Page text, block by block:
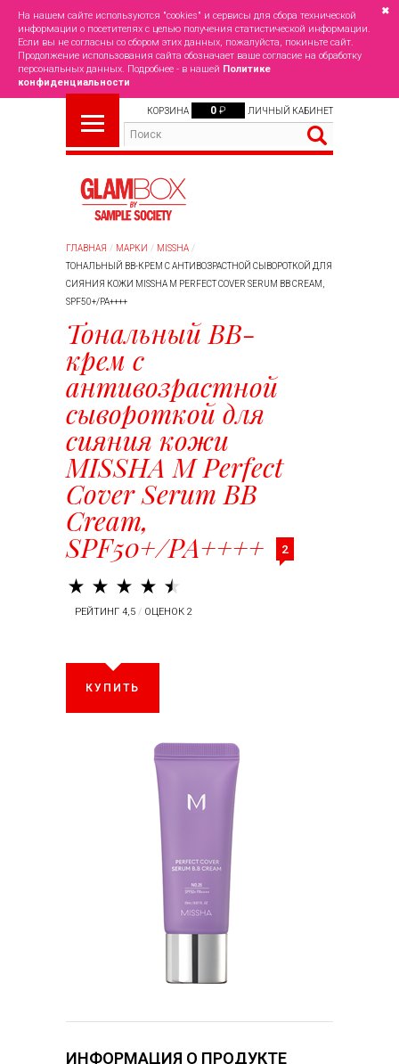
На нашем сайте используются "cookies" и сервисы для сбора технической
информации о посетителях с целью получения статистической информации.
Если вы не согласны со сбором этих данных, пожалуйста, покиньте сайт.
Продолжение использования сайта обозначает ваше согласие на обработку
персональных данных. Подробнее - в нашей Политике
конфиденциальности
✖
КОРЗИНА 0 ₽ ЛИЧНЫЙ КАБИНЕТ
ГЛАВНАЯ МАРКИ
MISSHA
ТОНАЛЬНЫЙ BB-КРЕМ С АНТИВОЗРАСТНОЙ СЫВОРОТКОЙ ДЛЯ
СИЯНИЯ КОЖИ MISSHA M PERFECT COVER SERUM BB CREAM,
SPF50+/PA++++
Тональный BB-
крем с
антивозрастной
сывороткой для
сияния кожи
MISSHA M Perfect
Cover Serum BB
Cream,
SPF50+/PA++++ 2
РЕЙТИНГ 4,5 / ОЦЕНОК 2
КУПИТЬ
ИНФОРМАЦИЯ О ПРОДУКТЕ